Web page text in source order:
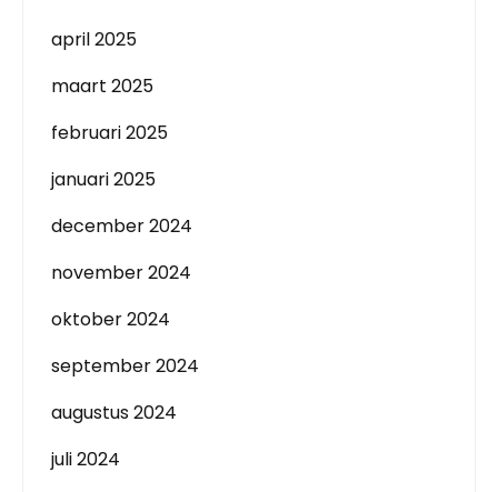
april 2025
maart 2025
februari 2025
januari 2025
december 2024
november 2024
oktober 2024
september 2024
augustus 2024
juli 2024